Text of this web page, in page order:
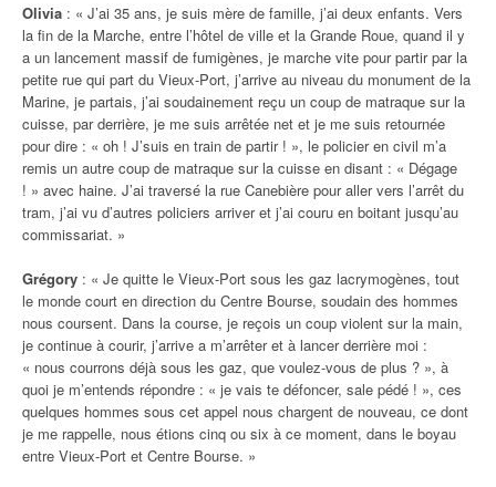
Olivia : « J’ai 35 ans, je suis mère de famille, j’ai deux enfants. Vers
la fin de la Marche, entre l’hôtel de ville et la Grande Roue, quand il y
a un lancement massif de fumigènes, je marche vite pour partir par la
petite rue qui part du Vieux-Port, j’arrive au niveau du monument de la
Marine, je partais, j’ai soudainement reçu un coup de matraque sur la
cuisse, par derrière, je me suis arrêtée net et je me suis retournée
pour dire : « oh ! J’suis en train de partir ! », le policier en civil m’a
remis un autre coup de matraque sur la cuisse en disant : « Dégage
! » avec haine. J’ai traversé la rue Canebière pour aller vers l’arrêt du
tram, j’ai vu d’autres policiers arriver et j’ai couru en boitant jusqu’au
commissariat. »
Grégory : « Je quitte le Vieux-Port sous les gaz lacrymogènes, tout
le monde court en direction du Centre Bourse, soudain des hommes
nous coursent. Dans la course, je reçois un coup violent sur la main,
je continue à courir, j’arrive a m’arrêter et à lancer derrière moi :
« nous courrons déjà sous les gaz, que voulez-vous de plus ? », à
quoi je m’entends répondre : « je vais te défoncer, sale pédé ! », ces
quelques hommes sous cet appel nous chargent de nouveau, ce dont
je me rappelle, nous étions cinq ou six à ce moment, dans le boyau
entre Vieux-Port et Centre Bourse. »